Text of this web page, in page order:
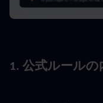
1. 公式ルールの